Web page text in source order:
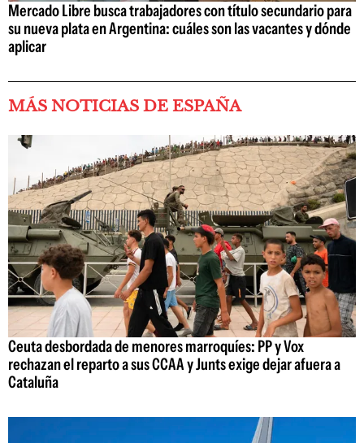
Mercado Libre busca trabajadores con título secundario para
su nueva plata en Argentina: cuáles son las vacantes y dónde
aplicar
MÁS NOTICIAS DE ESPAÑA
Ceuta desbordada de menores marroquíes: PP y Vox
rechazan el reparto a sus CCAA y Junts exige dejar afuera a
Cataluña